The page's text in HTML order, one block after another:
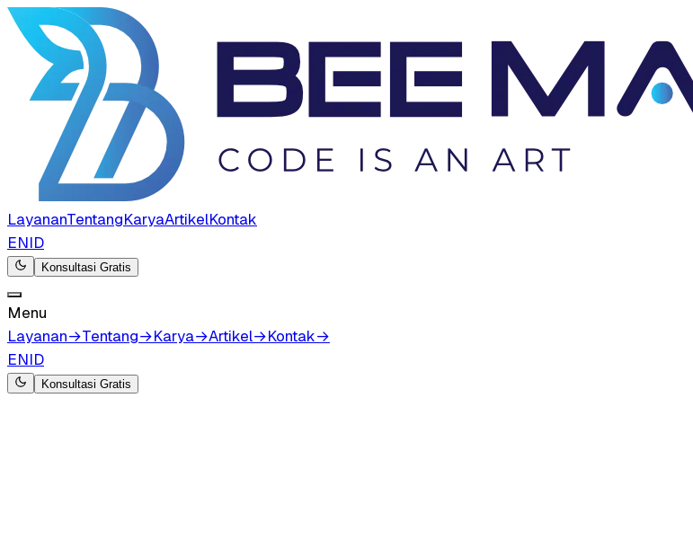
LayananTentangKaryaArtikelKontak
ENID
Konsultasi Gratis
Menu
Layanan→Tentang→Karya→Artikel→Kontak→
ENID
Konsultasi Gratis